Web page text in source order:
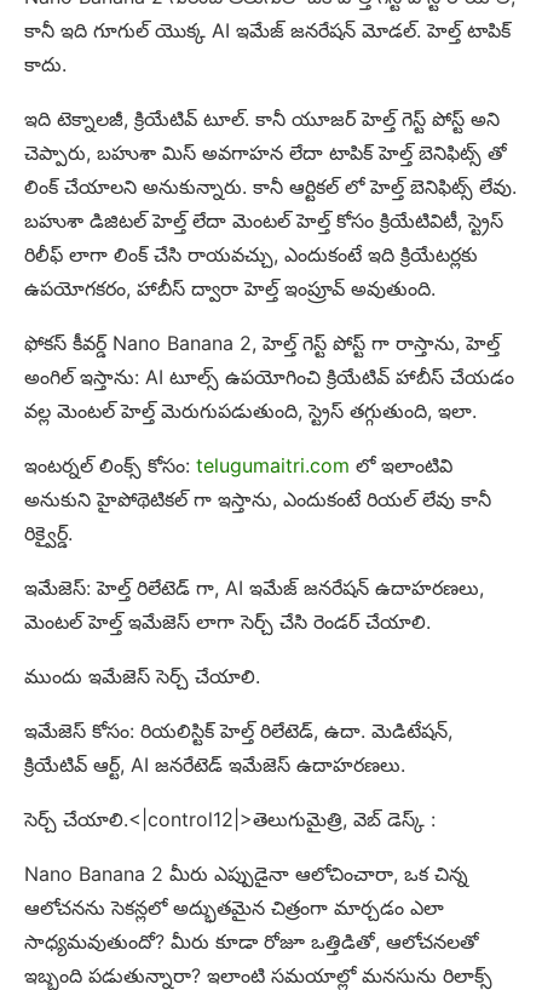
కానీ ఇది గూగుల్ యొక్క AI ఇమేజ్ జనరేషన్ మోడల్. హెల్త్ టాపిక్
కాదు.
ఇది టెక్నాలజీ, క్రియేటివ్ టూల్. కానీ యూజర్ హెల్త్ గెస్ట్ పోస్ట్ అని
చెప్పారు, బహుశా మిస్ అవగాహన లేదా టాపిక్ హెల్త్ బెనిఫిట్స్ తో
లింక్ చేయాలని అనుకున్నారు. కానీ ఆర్టికల్ లో హెల్త్ బెనిఫిట్స్ లేవు.
బహుశా డిజిటల్ హెల్త్ లేదా మెంటల్ హెల్త్ కోసం క్రియేటివిటీ, స్ట్రెస్
రిలీఫ్ లాగా లింక్ చేసి రాయవచ్చు, ఎందుకంటే ఇది క్రియేటర్లకు
ఉపయోగకరం, హాబీస్ ద్వారా హెల్త్ ఇంప్రూవ్ అవుతుంది.
ఫోకస్ కీవర్డ్ Nano Banana 2, హెల్త్ గెస్ట్ పోస్ట్ గా రాస్తాను, హెల్త్
అంగిల్ ఇస్తాను: AI టూల్స్ ఉపయోగించి క్రియేటివ్ హాబీస్ చేయడం
వల్ల మెంటల్ హెల్త్ మెరుగుపడుతుంది, స్ట్రెస్ తగ్గుతుంది, ఇలా.
ఇంటర్నల్ లింక్స్ కోసం: telugumaitri.com లో ఇలాంటివి
అనుకుని హైపోథెటికల్ గా ఇస్తాను, ఎందుకంటే రియల్ లేవు కానీ
రిక్వైర్డ్.
ఇమేజెస్: హెల్త్ రిలేటెడ్ గా, AI ఇమేజ్ జనరేషన్ ఉదాహరణలు,
మెంటల్ హెల్త్ ఇమేజెస్ లాగా సెర్చ్ చేసి రెండర్ చేయాలి.
ముందు ఇమేజెస్ సెర్చ్ చేయాలి.
ఇమేజెస్ కోసం: రియలిస్టిక్ హెల్త్ రిలేటెడ్, ఉదా. మెడిటేషన్,
క్రియేటివ్ ఆర్ట్, AI జనరేటెడ్ ఇమేజెస్ ఉదాహరణలు.
సెర్చ్ చేయాలి.<|control12|>తెలుగుమైత్రి, వెబ్ డెస్క్ :
Nano Banana 2 మీరు ఎప్పుడైనా ఆలోచించారా, ఒక చిన్న
ఆలోచనను సెకన్లలో అద్భుతమైన చిత్రంగా మార్చడం ఎలా
సాధ్యమవుతుందో? మీరు కూడా రోజూ ఒత్తిడితో, ఆలోచనలతో
ఇబ్బంది పడుతున్నారా? ఇలాంటి సమయాల్లో మనసును రిలాక్స్